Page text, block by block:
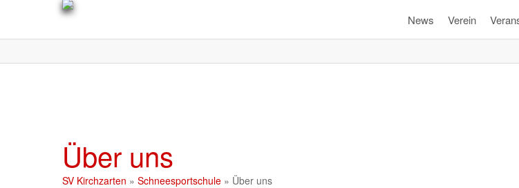
content
News Verein
Über uns
SV Kirchzarten » Schneesportschule » Über uns